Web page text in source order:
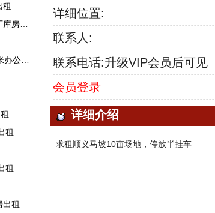
租
出租
出租
租
租
出租
详细位置:
联系人:
联系电话:升级VIP会员后可见
会员登录
详细介绍
求租顺义马坡10亩场地，停放半挂车